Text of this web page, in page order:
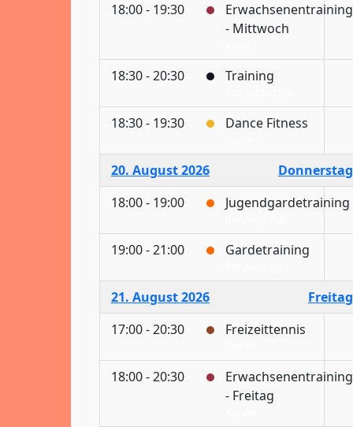
18:00 - 19:30
Erwachsenentraining
- Mittwoch
18:30 - 20:30 Training
18:30 - 19:30 Dance Fitness
20. August 2026
Donnerstag
18:00 - 19:00
Jugendgardetraining
19:00 - 21:00 Gardetraining
21. August 2026
Freitag
17:00 - 20:30
Freizeittennis
18:00 - 20:30
Erwachsenentraining
- Freitag